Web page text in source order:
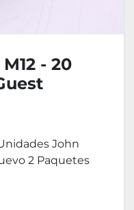
- 20
John
2 Paquetes